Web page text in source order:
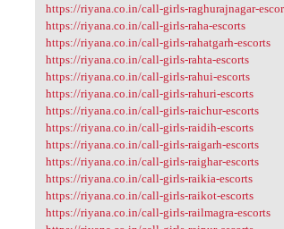
https://riyana.co.in/call-girls-raghurajnagar-
https://riyana.co.in/call-girls-raha-escorts
https://riyana.co.in/call-girls-rahatgarh-escorts
https://riyana.co.in/call-girls-rahta-escorts
https://riyana.co.in/call-girls-rahui-escorts
https://riyana.co.in/call-girls-rahuri-escorts
https://riyana.co.in/call-girls-raichur-escorts
https://riyana.co.in/call-girls-raidih-escorts
https://riyana.co.in/call-girls-raigarh-escorts
https://riyana.co.in/call-girls-raighar-escorts
https://riyana.co.in/call-girls-raikia-escorts
https://riyana.co.in/call-girls-raikot-escorts
https://riyana.co.in/call-girls-railmagra-escorts